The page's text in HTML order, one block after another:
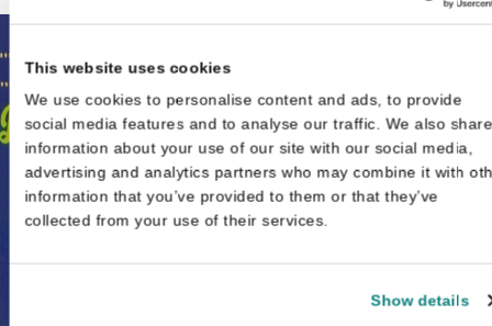
This website uses cookies
We use cookies to personalise content and ads, to provide
social media features and to analyse our traffic. We also share
information about your use of our site with our social media,
advertising and analytics partners who may combine it with
information that you’ve provided to them or that they’ve
collected from your use of their services.
Show details